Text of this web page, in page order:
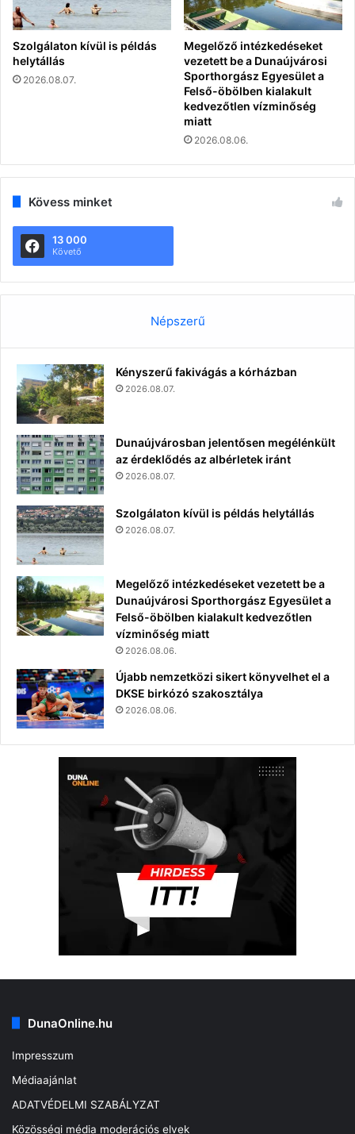
Szolgálaton kívül is példás
helytállás
2026.08.07.
Megelőző intézkedéseket
vezetett be a Dunaújvárosi
Sporthorgász Egyesület a
Felső-öbölben kialakult
kedvezőtlen vízminőség
miatt
2026.08.06.
Kövess minket
13 000
Követő
Népszerű
Kényszerű fakivágás a kórházban
2026.08.07.
Dunaújvárosban jelentősen megélénkült
az érdeklődés az albérletek iránt
2026.08.07.
Szolgálaton kívül is példás helytállás
2026.08.07.
Megelőző intézkedéseket vezetett be a
Dunaújvárosi Sporthorgász Egyesület a
Felső-öbölben kialakult kedvezőtlen
vízminőség miatt
2026.08.06.
Újabb nemzetközi sikert könyvelhet el a
DKSE birkózó szakosztálya
2026.08.06.
DunaOnline.hu
Impresszum
Médiaajánlat
ADATVÉDELMI SZABÁLYZAT
Közösségi média moderációs elvek